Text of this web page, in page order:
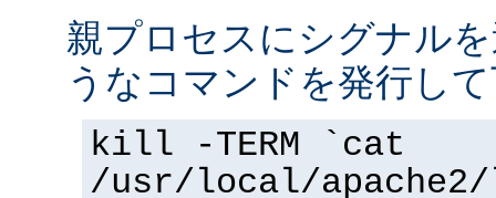
親プロセスにシグナル
うなコマンドを発行し
kill -TERM `cat
/usr/local/